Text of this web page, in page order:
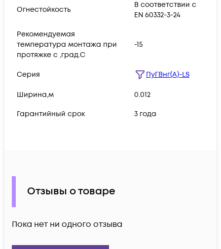
Огнестойкость
В соответствии с
EN 60332-3-24
Рекомендуемая
температура монтажа при
протяжке с ,град.C
-15
Серия ПуГВнг(А)-LS
Ширина,м 0.012
Гарантийный срок 3 года
Отзывы о товаре
Пока нет ни одного отзыва